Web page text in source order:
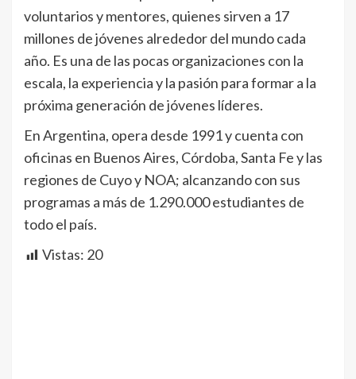
voluntarios y mentores, quienes sirven a 17
millones de jóvenes alrededor del mundo cada
año. Es una de las pocas organizaciones con la
escala, la experiencia y la pasión para formar a la
próxima generación de jóvenes líderes.
En Argentina, opera desde 1991 y cuenta con
oficinas en Buenos Aires, Córdoba, Santa Fe y las
regiones de Cuyo y NOA; alcanzando con sus
programas a más de 1.290.000 estudiantes de
todo el país.
Vistas: 20